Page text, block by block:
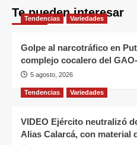
Te pueden interesar
Tendencias Variedades
Golpe al narcotráfico en
complejo cocalero del
5 agosto, 2026
Tendencias Variedades
VIDEO Ejército neutralizó
Alias Calarcá, con material